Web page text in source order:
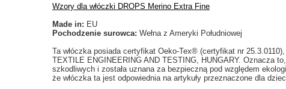
Wzory dla włóczki DROPS Merino Extra Fine
Made in: EU
Pochodzenie surowca: Wełna z Ameryki Południowej
Ta włóczka posiada certyfikat Oeko-Tex® (certyfikat nr
TEXTILE ENGINEERING AND TESTING, HUNGARY. Oznacza
szkodliwych i została uznana za bezpieczną pod względem
że włóczka ta jest odpowiednia na artykuły przeznaczone dla